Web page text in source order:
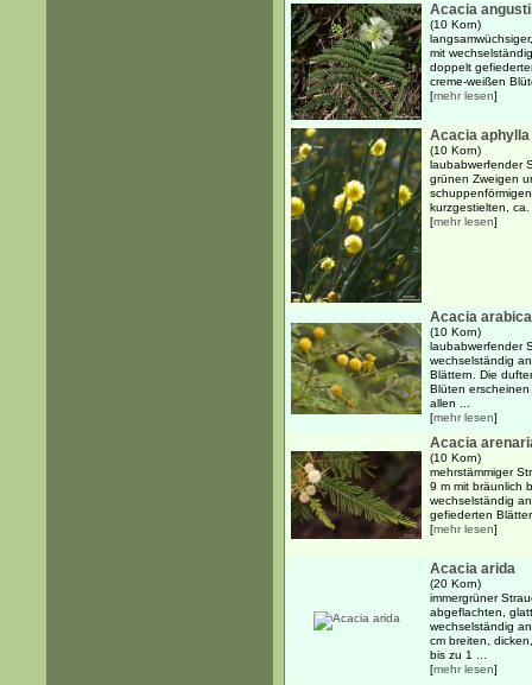
Acacia
(10 Korn)
mit
doppelt
creme-weißen
[mehr lesen]
Acacia aphylla
(10 Korn)
laubabwerfender
grünen Zweigen
kurzgestielten,
[mehr lesen]
Acacia arabica
(10 Korn)
laubabwerfender
wechselständig
Blättern. Die
Blüten
allen ...
[mehr lesen]
Acacia
(10 Korn)
mehrstämmiger
9 m mit bräunlich
wechselständig
gefiederten
[mehr lesen]
Acacia arida
(20 Korn)
immergrüner
abgeflachten,
wechselständig
cm breiten,
bis zu 1 ...
[mehr lesen]